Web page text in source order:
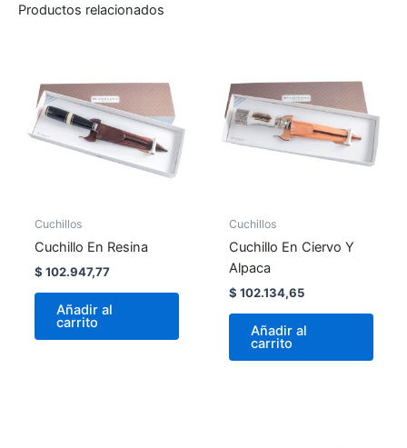
Productos relacionados
Cuchillos
Cuchillo En Resina
$ 102.947,77
Añadir al
carrito
Cuchillos
Cuchillo En Ciervo Y
Alpaca
$ 102.134,65
Añadir al
carrito